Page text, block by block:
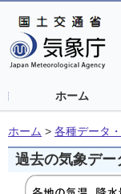
ホーム
ホーム > 各種データ
過去の気象デー